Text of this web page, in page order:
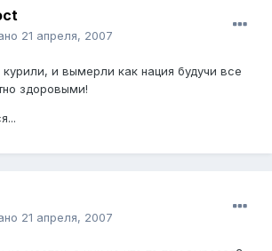
21 апреля, 2007
и вымерли как нация будучи все
здоровыми!
21 апреля, 2007